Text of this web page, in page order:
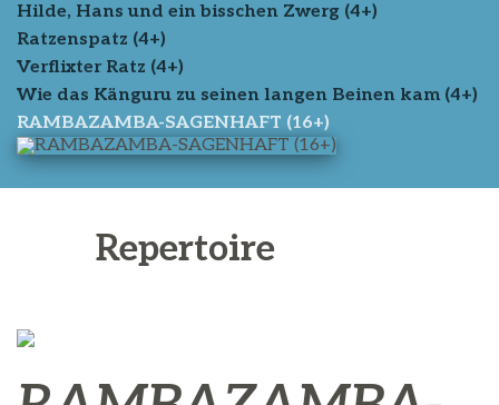
Hilde, Hans und ein bisschen Zwerg (4+)
Ratzenspatz (4+)
Verflixter Ratz (4+)
Wie das Känguru zu seinen langen Beinen kam (4+)
RAMBAZAMBA-SAGENHAFT (16+)
Repertoire